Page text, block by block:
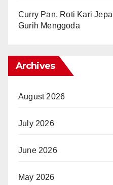
Curry Pan, Roti Kari
Gurih Menggoda
Archives
August 2026
July 2026
June 2026
May 2026